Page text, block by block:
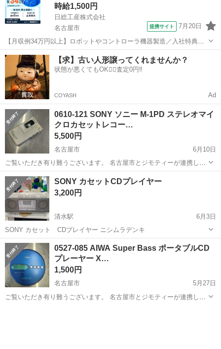
時給1,500円
日総工産株式会社
名古屋市
提携サイト 7月20日
【月収例34万円以上】ロボットやコントローラ機器製造／入社特典最
大40万円★／さらに！寮費補助最大5万円 お仕事内容 名古屋で産業用
ロボットを作る工場でのお仕事！ 部品を決められた場所へ取り付け作
業や製品にキズや不具合の確...
愛知 名古屋市 その他
【求】古い人形譲ってくれませんか？
状態が悪くてもOK🙆‍♀️査定0円‼️
COYASH Ad
0610-121 SONY ソニー M-1PD ステレオマイ
クロカセットレコー…
5,500円
名古屋市
6月10日
ご覧いただき有り難うございます。 名古屋市とジモティーが連携して
運営しています。 粗⼤ごみ等の減量を⽬的にまだ使えるものをリユー
スしています。 ★★★★★ ご自宅にある不要品を是非ジモティースポ
ットへお持...
愛知 名古屋市 ポータブルプレーヤー マイクロカセット
SONY カセットCDプレイヤー
3,200円
清水駅
6月3日
SONY カセット CDプレイヤー ニシムラデンキ
愛知 名古屋市 清水駅 ポータブルプレーヤー
0527-085 AIWA Super Bass ポータブルCD
プレーヤー X…
1,500円
名古屋市
5月27日
ご覧いただき有り難うございます。 名古屋市とジモティーが連携して